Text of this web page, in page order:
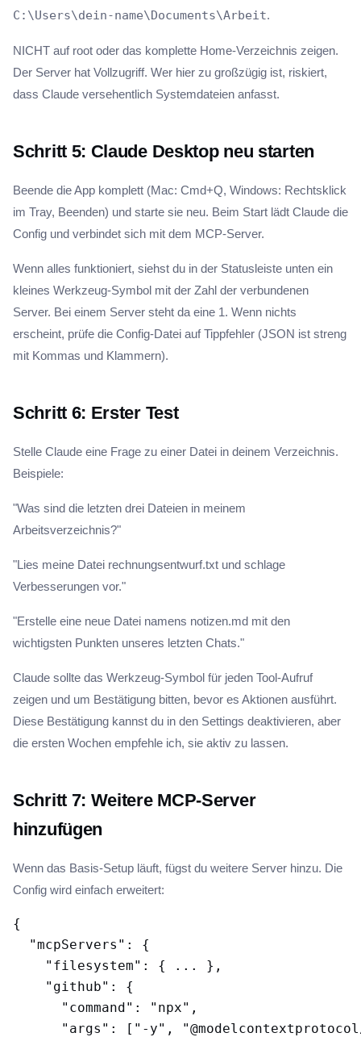
C:\Users\dein-name\Documents\Arbeit.
NICHT auf root oder das komplette Home-Verzeichnis zeigen.
Der Server hat Vollzugriff. Wer hier zu großzügig ist, riskiert,
dass Claude versehentlich Systemdateien anfasst.
Schritt 5: Claude Desktop neu starten
Beende die App komplett (Mac: Cmd+Q, Windows: Rechtsklick
im Tray, Beenden) und starte sie neu. Beim Start lädt Claude die
Config und verbindet sich mit dem MCP-Server.
Wenn alles funktioniert, siehst du in der Statusleiste unten ein
kleines Werkzeug-Symbol mit der Zahl der verbundenen
Server. Bei einem Server steht da eine 1. Wenn nichts
erscheint, prüfe die Config-Datei auf Tippfehler (JSON ist streng
mit Kommas und Klammern).
Schritt 6: Erster Test
Stelle Claude eine Frage zu einer Datei in deinem Verzeichnis.
Beispiele:
"Was sind die letzten drei Dateien in meinem
Arbeitsverzeichnis?"
"Lies meine Datei rechnungsentwurf.txt und schlage
Verbesserungen vor."
"Erstelle eine neue Datei namens notizen.md mit den
wichtigsten Punkten unseres letzten Chats."
Claude sollte das Werkzeug-Symbol für jeden Tool-Aufruf
zeigen und um Bestätigung bitten, bevor es Aktionen ausführt.
Diese Bestätigung kannst du in den Settings deaktivieren, aber
die ersten Wochen empfehle ich, sie aktiv zu lassen.
Schritt 7: Weitere MCP-Server
hinzufügen
Wenn das Basis-Setup läuft, fügst du weitere Server hinzu. Die
Config wird einfach erweitert:
{
  "mcpServers": {
    "filesystem": { ... },
    "github": {
      "command": "npx",
"args": ["-y",